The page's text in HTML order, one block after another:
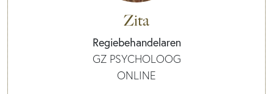
Zita
Regiebehandelaren
GZ PSYCHOLOOG
ONLINE